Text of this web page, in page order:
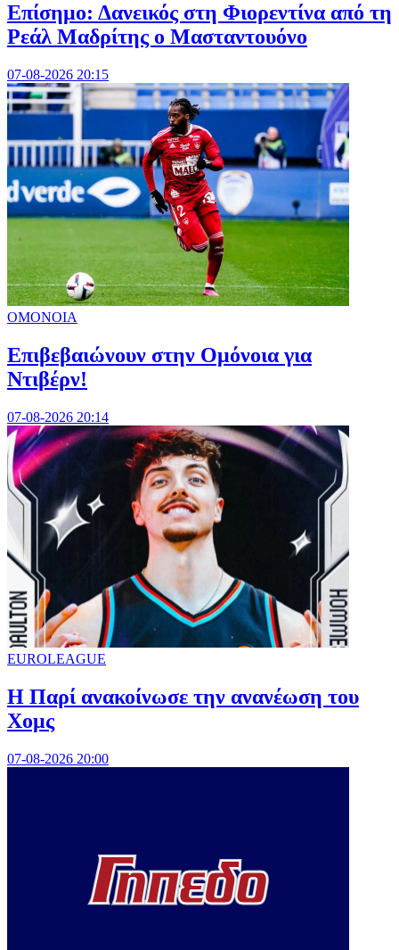
Επίσημο: Δανεικός στη Φιορεντίνα από τη
Ρεάλ Μαδρίτης ο Μασταντουόνο
07-08-2026 20:15
ΟΜΟΝΟΙΑ
Επιβεβαιώνουν στην Ομόνοια για
Ντιβέρν!
07-08-2026 20:14
EUROLEAGUE
Η Παρί ανακοίνωσε την ανανέωση του
Χομς
07-08-2026 20:00